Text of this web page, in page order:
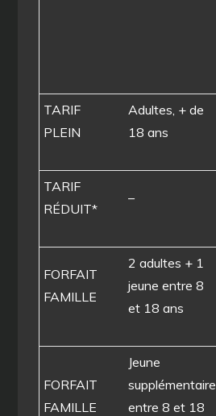
TARIF
PLEIN
Adultes, + de
18 ans
TARIF
RÉDUIT*
–
FORFAIT
FAMILLE
2 adultes + 1
jeune entre 8
et 18 ans
FORFAIT
FAMILLE
Jeune
supplémentaire
entre 8 et 18